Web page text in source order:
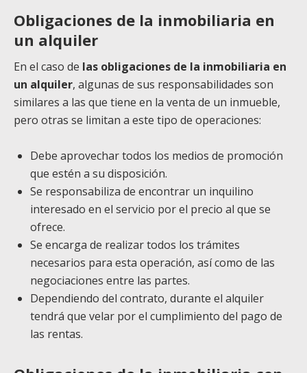
Obligaciones de la inmobiliaria en
un alquiler
En el caso de las obligaciones de la inmobiliaria en
un alquiler, algunas de sus responsabilidades son
similares a las que tiene en la venta de un inmueble,
pero otras se limitan a este tipo de operaciones:
Debe aprovechar todos los medios de promoción
que estén a su disposición.
Se responsabiliza de encontrar un inquilino
interesado en el servicio por el precio al que se
ofrece.
Se encarga de realizar todos los trámites
necesarios para esta operación, así como de las
negociaciones entre las partes.
Dependiendo del contrato, durante el alquiler
tendrá que velar por el cumplimiento del pago de
las rentas.